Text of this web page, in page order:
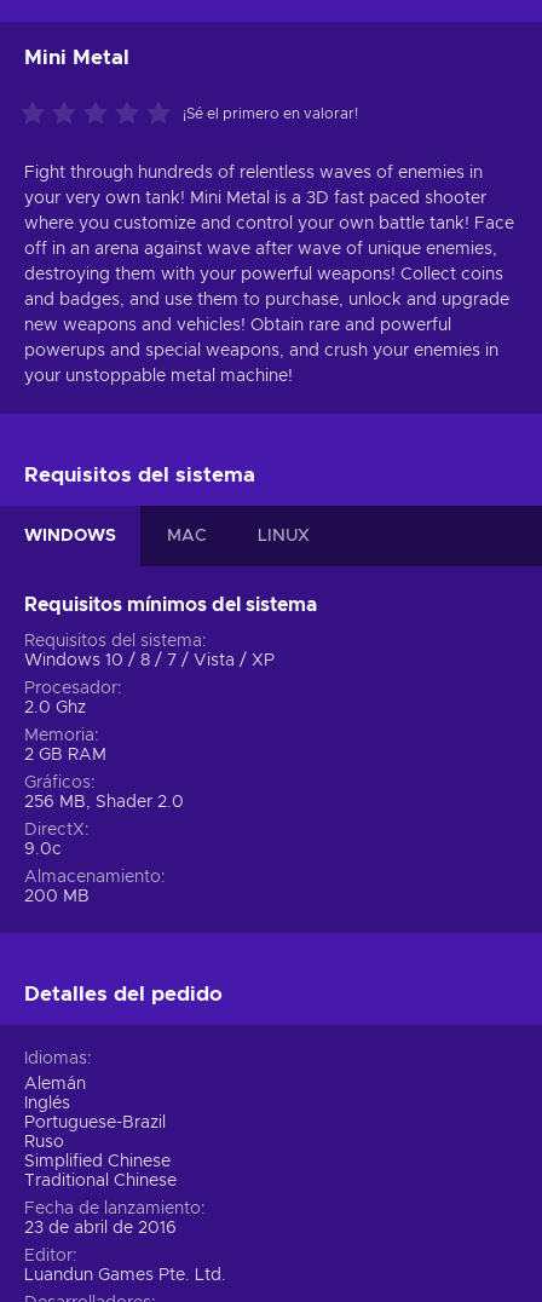
Mini Metal
¡Sé el primero en valorar!
Fight through hundreds of relentless waves of enemies in
your very own tank! Mini Metal is a 3D fast paced shooter
where you customize and control your own battle tank! Face
off in an arena against wave after wave of unique enemies,
destroying them with your powerful weapons! Collect coins
and badges, and use them to purchase, unlock and upgrade
new weapons and vehicles! Obtain rare and powerful
powerups and special weapons, and crush your enemies in
your unstoppable metal machine!
Requisitos del sistema
WINDOWS MAC LINUX
Requisitos mínimos del sistema
Requisitos del sistema
Windows 10 / 8 / 7 / Vista / XP
Procesador
2.0 Ghz
Memoria
2 GB RAM
Gráficos
256 MB, Shader 2.0
DirectX
9.0c
Almacenamiento
200 MB
Detalles del pedido
Idiomas
Alemán
Inglés
Portuguese-Brazil
Ruso
Simplified Chinese
Traditional Chinese
Fecha de lanzamiento
23 de abril de 2016
Editor
Luandun Games Pte. Ltd.